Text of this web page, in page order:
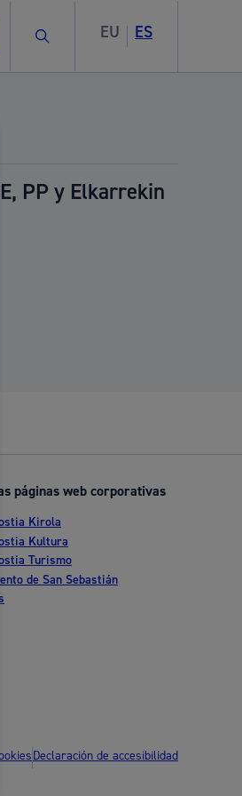
Buscar EU ES
PP y Elkarrekin
páginas web corporativas
Kirola
Kultura
Turismo
de San Sebastián
Declaración de accesibilidad